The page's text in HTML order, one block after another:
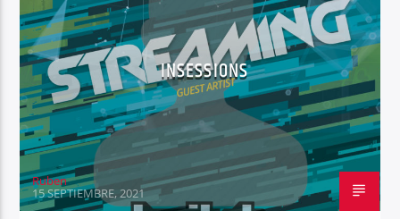
Center Waves
INSESSIONS
Ruben
15 SEPTIEMBRE, 2021